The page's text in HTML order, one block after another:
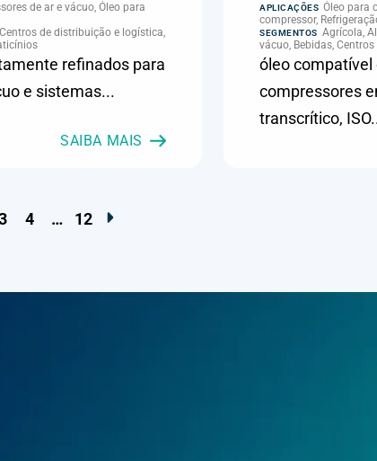
de ar e vácuo, Óleo para
de distribuição e logística,
refinados para
e sistemas...
SAIBA MAIS
APLICAÇÕES Óleo para
compressor,
SEGMENTOS Agrícola,
vácuo, Bebidas,
Cimento, Climatização e
Eletroeletrônica,
Eólico, Farmacêutica e
Laticínios, Madeira e
e fundição, Mineração,
Naval e portuário,
Petróleo e gás, Pintura
Química e
óleo compatível
compressores
transcrítico,
4 … 12